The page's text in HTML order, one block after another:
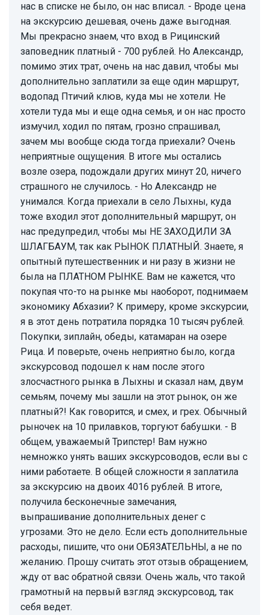
нас в списке не было, он нас вписал. - Вроде цена
на экскурсию дешевая, очень даже выгодная.
Мы прекрасно знаем, что вход в Рицинский
заповедник платный - 700 рублей. Но Александр,
помимо этих трат, очень на нас давил, чтобы мы
дополнительно заплатили за еще один маршрут,
водопад Птичий клюв, куда мы не хотели. Не
хотели туда мы и еще одна семья, и он нас просто
измучил, ходил по пятам, грозно спрашивал,
зачем мы вообще сюда тогда приехали? Очень
неприятные ощущения. В итоге мы остались
возле озера, подождали других минут 20, ничего
страшного не случилось. - Но Александр не
унимался. Когда приехали в село Лыхны, куда
тоже входил этот дополнительный маршрут, он
нас предупредил, чтобы мы НЕ ЗАХОДИЛИ ЗА
ШЛАГБАУМ, так как РЫНОК ПЛАТНЫЙ. Знаете, я
опытный путешественник и ни разу в жизни не
была на ПЛАТНОМ РЫНКЕ. Вам не кажется, что
покупая что-то на рынке мы наоборот, поднимаем
экономику Абхазии? К примеру, кроме экскурсии,
я в этот день потратила порядка 10 тысяч рублей.
Покупки, зиплайн, обеды, катамаран на озере
Рица. И поверьте, очень неприятно было, когда
экскурсовод подошел к нам после этого
злосчастного рынка в Лыхны и сказал нам, двум
семьям, почему мы зашли на этот рынок, он же
платный?! Как говорится, и смех, и грех. Обычный
рыночек на 10 прилавков, торгуют бабушки. - В
общем, уважаемый Трипстер! Вам нужно
немножко унять ваших экскурсоводов, если вы с
ними работаете. В общей сложности я заплатила
за экскурсию на двоих 4016 рублей. В итоге,
получила бесконечные замечания,
выпрашивание дополнительных денег с
угрозами. Это не дело. Если есть дополнительные
расходы, пишите, что они ОБЯЗАТЕЛЬНЫ, а не по
желанию. Прошу считать этот отзыв обращением,
жду от вас обратной связи. Очень жаль, что такой
грамотный на первый взгляд экскурсовод, так
себя ведет.